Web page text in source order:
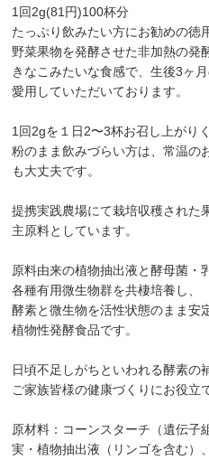
1回2g(81円)100杯分
たっぷり飲みたい方にお勧めの徳
野菜果物を発酵させた非加熱の発
きなこみたいな食感で、生後3ヶ
愛用していただいております。
1回2gを１日2〜3杯お召し上がり
粉のまま飲みづらい方は、常温の
も大丈夫です。
提携実践農場にて栽培収穫された
主原料としています。
原料由来の植物抽出液と酵母菌・
各種有用微生物群を共棲培養し、
酵素と微生物を活性状態のまま安
植物性発酵食品です。
日頃不足しがちといわれる酵素の
ご家族皆様の健康づくりにお役立
原材料：コーンスターチ（遺伝子
実・植物抽出液（リンゴを含む）